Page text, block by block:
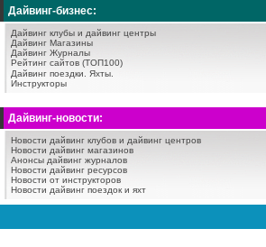
Дайвинг-бизнес:
Дайвинг клубы и дайвинг центры
Дайвинг Магазины
Дайвинг Журналы
Рейтинг сайтов (ТОП100)
Дайвинг поездки.
Яхты.
Инструкторы
Дайвинг-новости:
Новости дайвинг клубов и дайвинг центров
Новости дайвинг магазинов
Анонсы дайвинг журналов
Новости дайвинг ресурсов
Новости от инструкторов
Новости дайвинг поездок и яхт